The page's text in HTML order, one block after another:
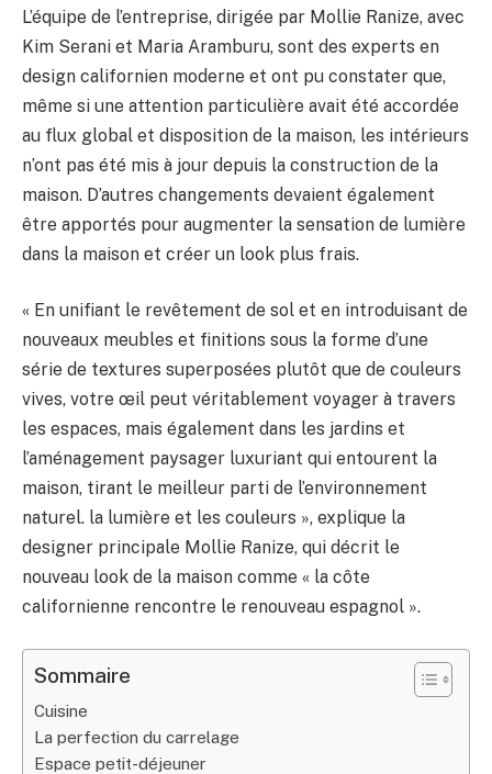
L’équipe de l’entreprise, dirigée par Mollie Ranize, avec
Kim Serani et Maria Aramburu, sont des experts en
design californien moderne et ont pu constater que,
même si une attention particulière avait été accordée
au flux global et disposition de la maison, les intérieurs
n’ont pas été mis à jour depuis la construction de la
maison. D’autres changements devaient également
être apportés pour augmenter la sensation de lumière
dans la maison et créer un look plus frais.
« En unifiant le revêtement de sol et en introduisant de
nouveaux meubles et finitions sous la forme d’une
série de textures superposées plutôt que de couleurs
vives, votre œil peut véritablement voyager à travers
les espaces, mais également dans les jardins et
l’aménagement paysager luxuriant qui entourent la
maison, tirant le meilleur parti de l’environnement
naturel. la lumière et les couleurs », explique la
designer principale Mollie Ranize, qui décrit le
nouveau look de la maison comme « la côte
californienne rencontre le renouveau espagnol ».
Sommaire
Cuisine
La perfection du carrelage
Espace petit-déjeuner